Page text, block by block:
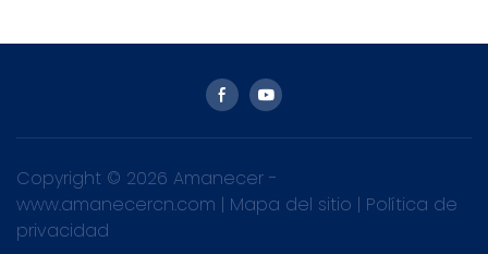
Copyright © 2026 Amanecer -
www.amanecercn.com | Mapa del sitio | Política de
privacidad